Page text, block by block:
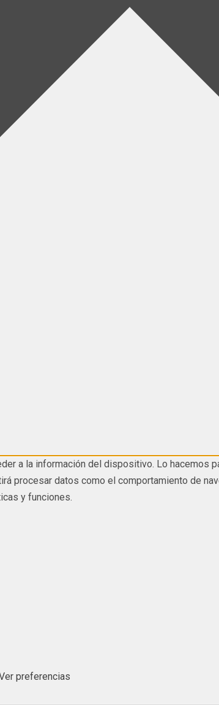
a la información del dispositivo. Lo hacemos
procesar datos como el comportamiento de
y funciones.
preferencias